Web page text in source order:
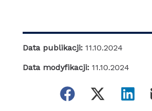
Data publikacji: 11.10.2024
Data modyfikacji: 11.10.2024